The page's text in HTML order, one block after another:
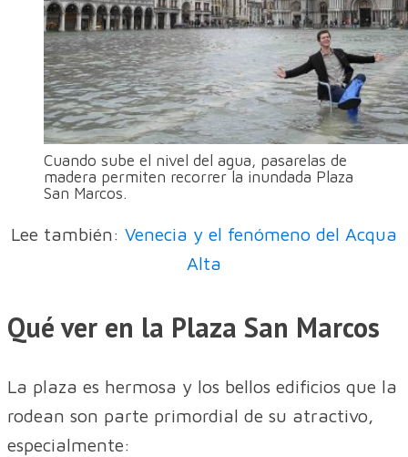
Cuando sube el nivel del agua, pasarelas de
madera permiten recorrer la inundada Plaza
San Marcos.
Lee también: Venecia y el fenómeno del Acqua
Alta
Qué ver en la Plaza San Marcos
La plaza es hermosa y los bellos edificios que la
rodean son parte primordial de su atractivo,
especialmente: